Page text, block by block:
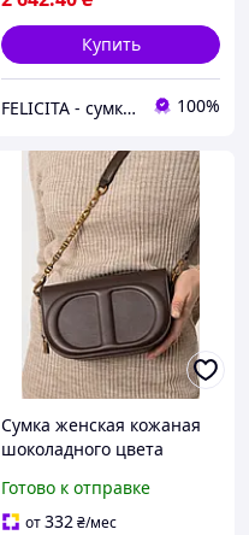
Купить
FELICITA - сумки і аксесуари з натуральної шкіри преміум класу 100%
Сумка женская кожаная
шоколадного цвета
Готово к отправке
от332₴/мес